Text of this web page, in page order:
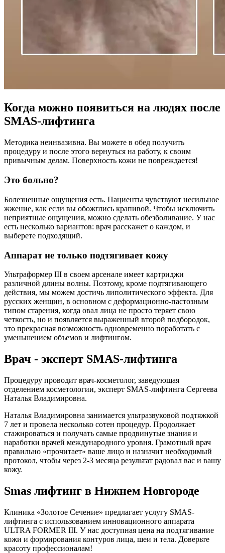
Когда можно появиться на людях после
SMAS-лифтинга
Методика неинвазивна. Вы можете в обед получить
процедуру и после этого вернуться на работу, к своим
привычным делам. Поверхность кожи не повреждается!
Это больно?
Болезненные ощущения есть. Пациенты чувствуют несильное
жжение, как если вы обожглись крапивой. Чтобы исключить
неприятные ощущения, можно сделать обезболивание. У нас
есть несколько вариантов: врач расскажет о каждом, и
выберете подходящий.
Аппарат не только подтягивает кожу
Ультраформер ӀӀӀ в своем арсенале имеет картриджи
различной длины волны. Поэтому, кроме подтягивающего
действия, мы можем достичь липолитического эффекта. Для
русских женщин, в основном с деформационно-пастозным
типом старения, когда овал лица не просто теряет свою
четкость, но и появляется выраженный второй подбородок,
это прекрасная возможность одновременно поработать с
уменьшением объемов и лифтингом.
Врач - эксперт SMAS-лифтинга
Процедуру проводит врач-косметолог, заведующая
отделением косметологии, эксперт SMAS-лифтинга Сергеева
Наталья Владимировна.
Наталья Владимировна занимается ультразвуковой подтяжкой
7 лет и провела несколько сотен процедур. Продолжает
стажироваться и получать самые продвинутые знания и
наработки врачей международного уровня. Грамотный врач
правильно «прочитает» ваше лицо и назначит необходимый
протокол, чтобы через 2-3 месяца результат радовал вас и вашу
кожу.
Smas лифтинг в Нижнем Новгороде
Клиника «Золотое Сечение» предлагает услугу SMAS-
лифтинга с использованием инновационного аппарата
ULTRA FORMER ІІІ. У нас доступная цена на подтягивание
кожи и формирования контуров лица, шеи и тела. Доверьте
красоту профессионалам!